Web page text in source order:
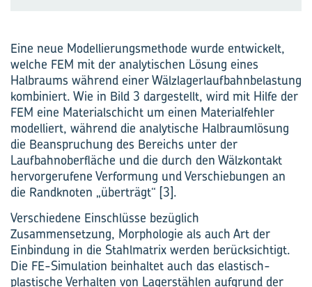
Eine neue Modellierungs­methode wurde entwickelt,
welche FEM mit der analytischen Lösung eines
Halbraums während einer Wälzlagerlaufbahnbelastung
kombiniert. Wie in Bild 3 dargestellt, wird mit Hilfe der
FEM eine Materialschicht um einen Materialfehler
modelliert, während die analytische Halbraumlösung
die Beanspruchung des Bereichs unter der
Laufbahnoberfläche und die durch den Wälzkontakt
hervorgerufene Verformung und Verschiebungen an
die Randknoten „überträgt“ [3].
Verschiedene Einschlüsse bezüglich
Zusammensetzung, Morphologie als auch Art der
Einbindung in die Stahlmatrix werden berücksichtigt.
Die FE-Simulation beinhaltet auch das elastisch-
plastische Verhalten von Lagerstählen aufgrund der